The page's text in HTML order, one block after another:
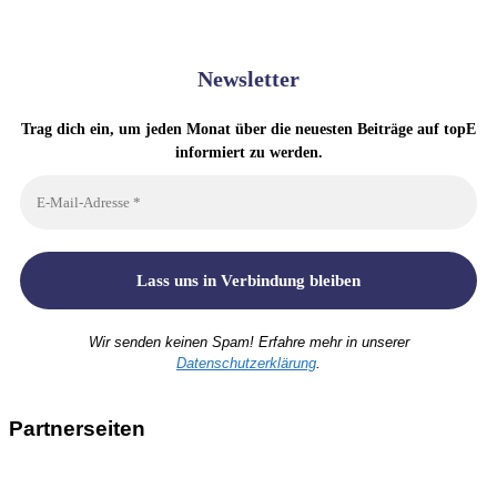
Newsletter
Trag dich ein, um jeden Monat über die neuesten Beiträge auf topE
informiert zu werden.
Wir senden keinen Spam! Erfahre mehr in unserer
Datenschutzerklärung
Partnerseiten